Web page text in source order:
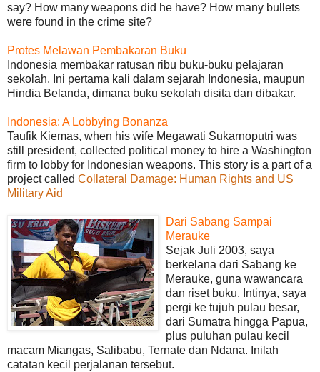
say? How many weapons did he have? How many bullets
were found in the crime site?
Protes Melawan Pembakaran Buku
Indonesia membakar ratusan ribu buku-buku pelajaran
sekolah. Ini pertama kali dalam sejarah Indonesia, maupun
Hindia Belanda, dimana buku sekolah disita dan dibakar.
Indonesia: A Lobbying Bonanza
Taufik Kiemas, when his wife Megawati Sukarnoputri was
still president, collected political money to hire a Washington
firm to lobby for Indonesian weapons. This story is a part of a
project called Collateral Damage: Human Rights and US
Military Aid
Dari Sabang Sampai
Merauke
Sejak Juli 2003, saya
berkelana dari Sabang ke
Merauke, guna wawancara
dan riset buku. Intinya, saya
pergi ke tujuh pulau besar,
dari Sumatra hingga Papua,
plus puluhan pulau kecil
macam Miangas, Salibabu, Ternate dan Ndana. Inilah
catatan kecil perjalanan tersebut.